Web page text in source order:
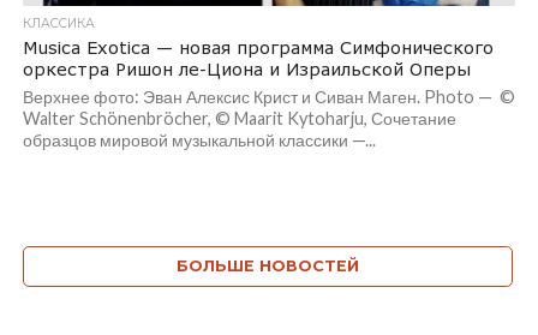
КЛАССИКА
Musica Exotica — новая программа Симфонического
оркестра Ришон ле-Циона и Израильской Оперы
Верхнее фото: Эван Алексис Крист и Сиван Маген. Photo — ©
Walter Schönenbröcher, © Maarit Kytoharju, Сочетание
образцов мировой музыкальной классики —...
БОЛЬШЕ НОВОСТЕЙ